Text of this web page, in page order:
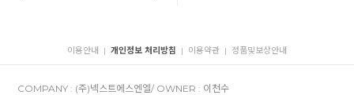
이용안내 | 개인정보 처리방침 | 이용약관 | 정품및보상안내
COMPANY : (주)넥스트에스엔엘/ OWNER : 이천수